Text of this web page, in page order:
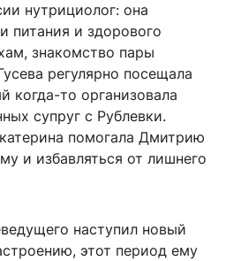
нутрициолог: она
питания и здорового
знакомство пары
регулярно посещала
когда-то организовала
супруг с Рублевки.
помогала Дмитрию
и избавляться от лишнего
наступил новый
этот период ему